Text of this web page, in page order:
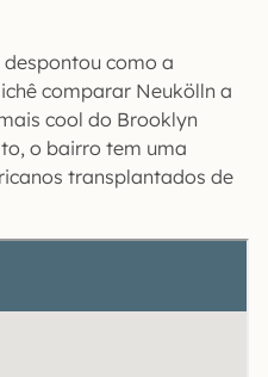
como a
comparar Neukölln a
cool do Brooklyn
o bairro tem uma
transplantados de